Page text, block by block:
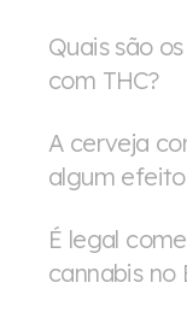
Quais são
com THC?
A cerveja
algum
É legal
cannabis no